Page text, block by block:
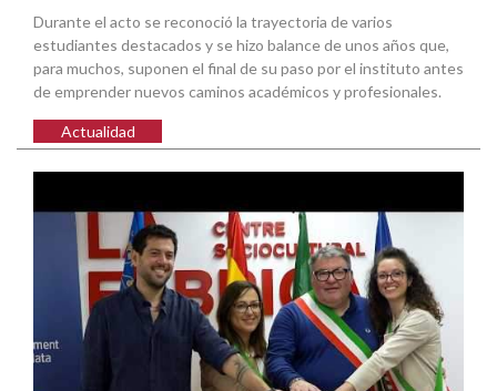
Durante el acto se reconoció la trayectoria de varios
estudiantes destacados y se hizo balance de unos años que,
para muchos, suponen el final de su paso por el instituto antes
de emprender nuevos caminos académicos y profesionales.
Actualidad